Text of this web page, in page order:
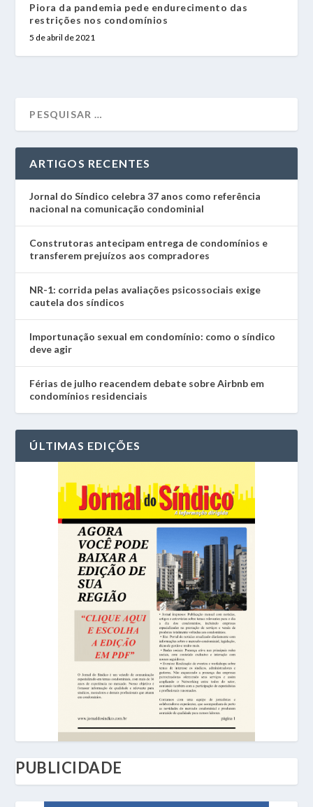
Piora da pandemia pede endurecimento das
restrições nos condomínios
5 de abril de 2021
ARTIGOS RECENTES
Jornal do Síndico celebra 37 anos como referência
nacional na comunicação condominial
Construtoras antecipam entrega de condomínios e
transferem prejuízos aos compradores
NR-1: corrida pelas avaliações psicossociais exige
cautela dos síndicos
Importunação sexual em condomínio: como o síndico
deve agir
Férias de julho reacendem debate sobre Airbnb em
condomínios residenciais
ÚLTIMAS EDIÇÕES
PUBLICIDADE